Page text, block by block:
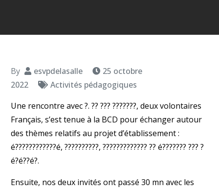
By esvpdelasalle
25 octobre
2022
Activités pédagogiques
Une rencontre avec ?. ?? ??? ???????, deux volontaires
Français, s’est tenue à la BCD pour échanger autour
des thèmes relatifs au projet d’établissement :
é????????????é, ??????????, ????????????? ?? é??????? ??? ?
é?é??é?.
Ensuite, nos deux invités ont passé 30 mn avec les